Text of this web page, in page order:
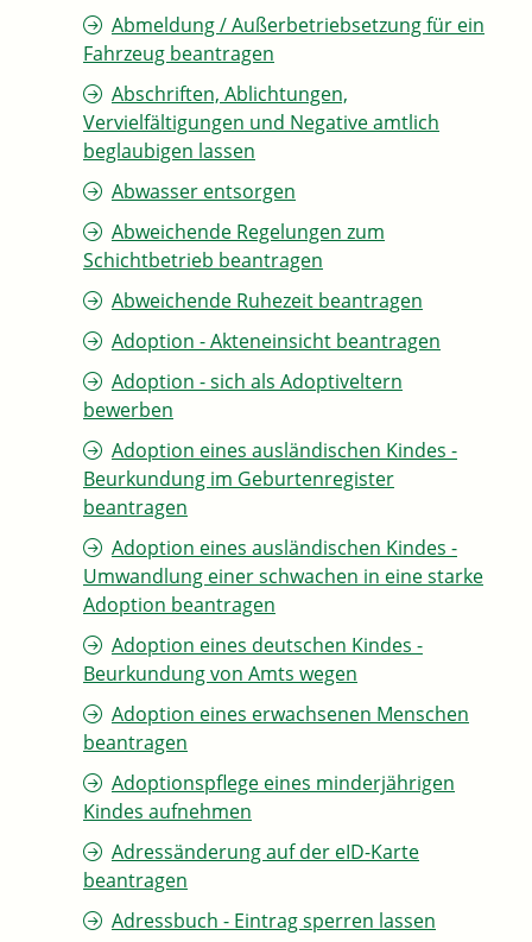
Abmeldung / Außerbetriebsetzung für ein
Fahrzeug beantragen
Abschriften, Ablichtungen,
Vervielfältigungen und Negative amtlich
beglaubigen lassen
Abwasser entsorgen
Abweichende Regelungen zum
Schichtbetrieb beantragen
Abweichende Ruhezeit beantragen
Adoption - Akteneinsicht beantragen
Adoption - sich als Adoptiveltern
bewerben
Adoption eines ausländischen Kindes -
Beurkundung im Geburtenregister
beantragen
Adoption eines ausländischen Kindes -
Umwandlung einer schwachen in eine starke
Adoption beantragen
Adoption eines deutschen Kindes -
Beurkundung von Amts wegen
Adoption eines erwachsenen Menschen
beantragen
Adoptionspflege eines minderjährigen
Kindes aufnehmen
Adressänderung auf der eID-Karte
beantragen
Adressbuch - Eintrag sperren lassen